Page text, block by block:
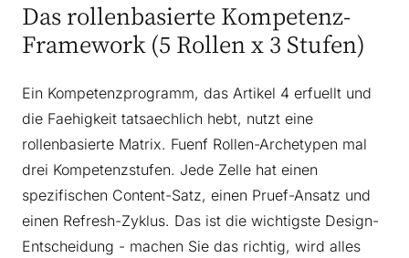
Das rollenbasierte Kompetenz-
Framework (5 Rollen x 3 Stufen)
Ein Kompetenzprogramm, das Artikel 4 erfuellt und
die Faehigkeit tatsaechlich hebt, nutzt eine
rollenbasierte Matrix. Fuenf Rollen-Archetypen mal
drei Kompetenzstufen. Jede Zelle hat einen
spezifischen Content-Satz, einen Pruef-Ansatz und
einen Refresh-Zyklus. Das ist die wichtigste Design-
Entscheidung - machen Sie das richtig, wird alles